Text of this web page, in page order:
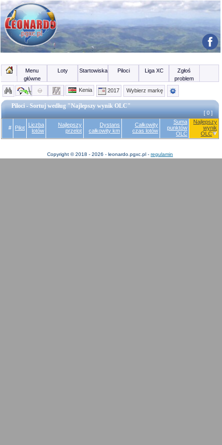
Menu
główne
Loty Startowiska Piloci Liga XC
Zgłoś
problem
Kenia
2017 Wybierz markę
Piloci - Sortuj według "Najlepszy wynik OLC"
[ 0 ]
# Pilot
Liczba
lotów
Najlepszy
przelot
Dystans
całkowity km
Całkowity
czas lotów
Suma
punktów
OLC
Najlepszy
wynik
OLC
Copyright © 2018 - 2026 - leonardo.pgxc.pl - regulamin